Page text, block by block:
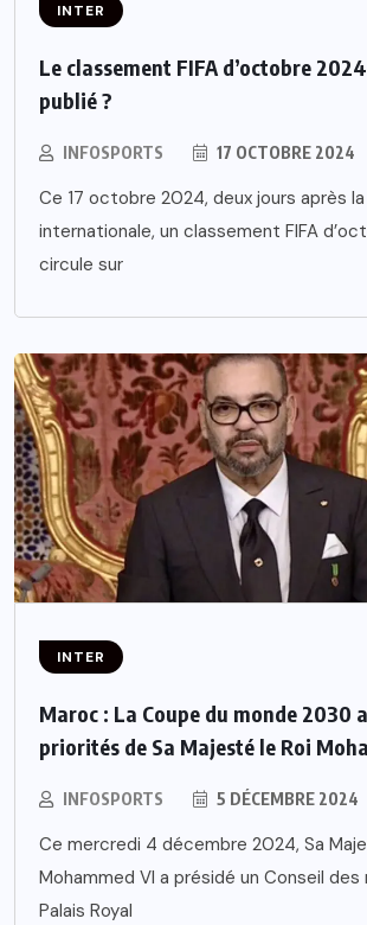
INTER
Le classement FIFA d’octobre
publié ?
INFOSPORTS 17 OCTOBRE 2024
Ce 17 octobre 2024, deux jours après
internationale, un classement FIFA
circule sur
INTER
Maroc : La Coupe du monde 2030
priorités de Sa Majesté le Roi
INFOSPORTS 5 DÉCEMBRE 2024
Ce mercredi 4 décembre 2024, Sa
Mohammed VI a présidé un Conseil des
Palais Royal